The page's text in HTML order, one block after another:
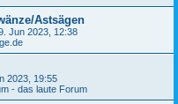
Astsägen
Jun 2023, 12:38
2023, 19:55
- das laute Forum